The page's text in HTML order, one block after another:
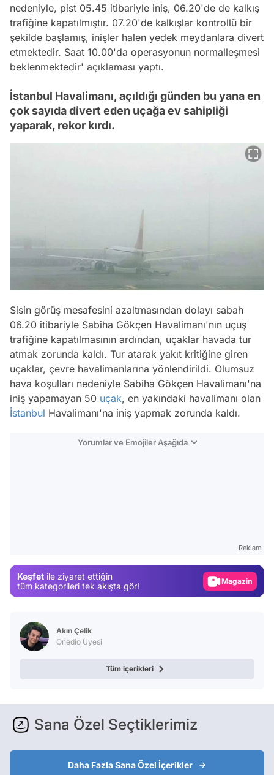
nedeniyle, pist 05.45 itibariyle iniş, 06.20'de de kalkış
trafiğine kapatılmıştır. 07.20'de kalkışlar kontrollü bir
şekilde başlamış, inişler halen yedek meydanlara divert
etmektedir. Saat 10.00'da operasyonun normalleşmesi
beklenmektedir' açıklaması yaptı.
İstanbul Havalimanı, açıldığı günden bu yana en
çok sayıda divert eden uçağa ev sahipliği
yaparak, rekor kırdı.
Sisin görüş mesafesini azaltmasından dolayı sabah
06.20 itibariyle Sabiha Gökçen Havalimanı'nın uçuş
trafiğine kapatılmasının ardından, uçaklar havada tur
atmak zorunda kaldı. Tur atarak yakıt kritiğine giren
uçaklar, çevre havalimanlarına yönlendirildi. Olumsuz
hava koşulları nedeniyle Sabiha Gökçen Havalimanı'na
iniş yapamayan 50 uçak, en yakındaki havalimanı olan
İstanbul Havalimanı'na iniş yapmak zorunda kaldı.
Yorumlar ve Emojiler Aşağıda
Reklam
Keşfet ile ziyaret ettiğin
tüm kategorileri tek akışta gör!
Magazin
Akın Çelik
Onedio Üyesi
Tüm içerikleri
Sana Özel Seçtiklerimiz
Daha Fazla Sana Özel İçerikler